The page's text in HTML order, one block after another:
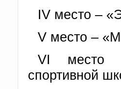
IV место –
V место –
VI место –
спортивной